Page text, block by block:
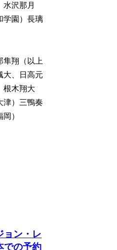
水沢那月
学園）長璃
翔（以上
大、日高元
根木翔大
津）三鴨奏
）
ョン・レ
での予約